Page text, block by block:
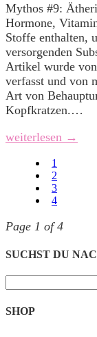
Mythos #9:
Hormone,
Stoffe enthalten,
versorgenden
Artikel wurde
verfasst und von
Art von
Kopfkratzen.…
weiterlesen →
1
2
3
4
Page 1 of 4
SUCHST DU
nach:
SHOP